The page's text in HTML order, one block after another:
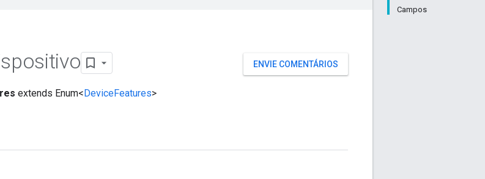
Campos
ENVIE COMENTÁRIOS
extends Enum<DeviceFeatures>